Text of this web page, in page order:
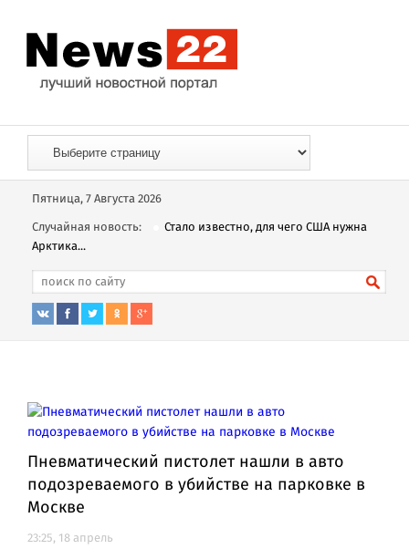
Пятница, 7 Августа 2026
Случайная новость:
Стало известно, для чего США нужна
Арктика...
Пневматический пистолет нашли в авто
подозреваемого в убийстве на парковке в
Москве
23:25, 18 апрель